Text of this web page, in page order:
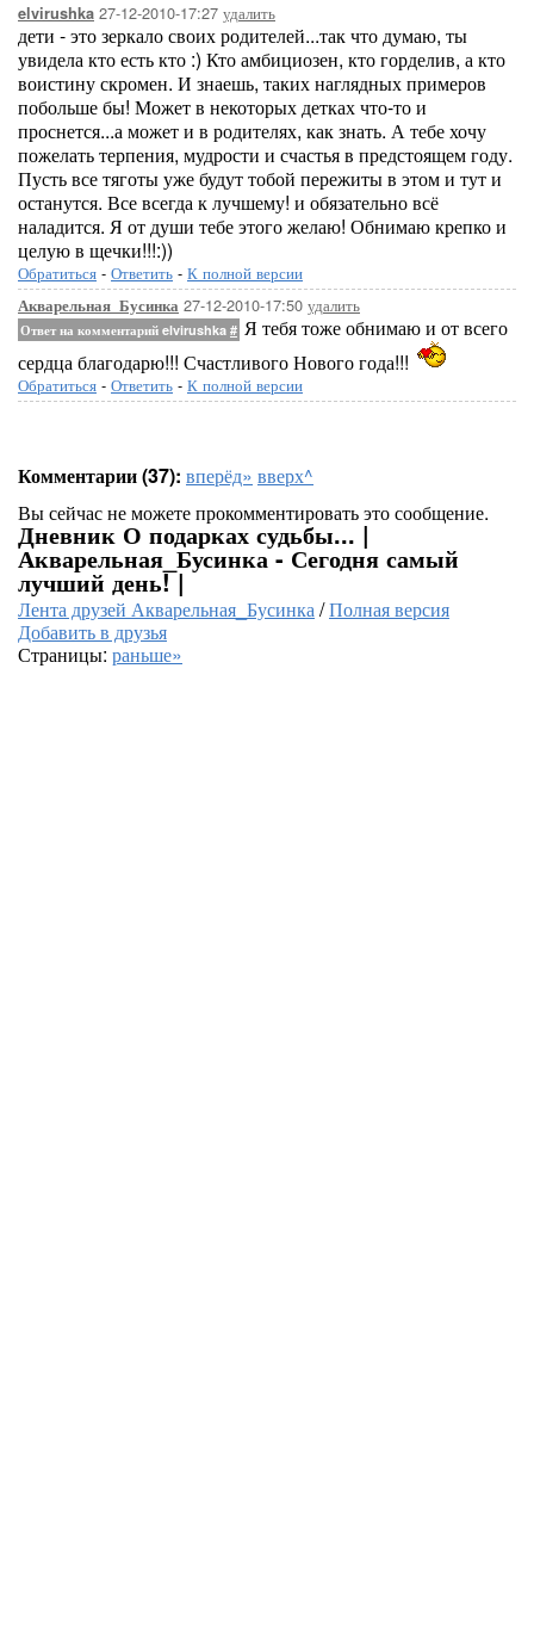
elvirushka 27-12-2010-17:27 удалить
дети - это зеркало своих родителей...так что думаю, ты
увидела кто есть кто :) Кто амбициозен, кто горделив, а кто
воистину скромен. И знаешь, таких наглядных примеров
побольше бы! Может в некоторых детках что-то и
проснется...а может и в родителях, как знать. А тебе хочу
пожелать терпения, мудрости и счастья в предстоящем году.
Пусть все тяготы уже будут тобой пережиты в этом и тут и
останутся. Все всегда к лучшему! и обязательно всё
наладится. Я от души тебе этого желаю! Обнимаю крепко и
целую в щечки!!!:))
Обратиться - Ответить - К полной версии
Акварельная_Бусинка 27-12-2010-17:50 удалить
Ответ на комментарий elvirushka # Я тебя тоже обнимаю и от всего
сердца благодарю!!! Счастливого Нового года!!!
Обратиться - Ответить - К полной версии
Комментарии (37): вперёд» вверх^
Вы сейчас не можете прокомментировать это сообщение.
Дневник О подарках судьбы... |
Акварельная_Бусинка - Сегодня самый
лучший день! |
Лента друзей Акварельная_Бусинка/Полная версия
Добавить в друзья
Страницы: раньше»